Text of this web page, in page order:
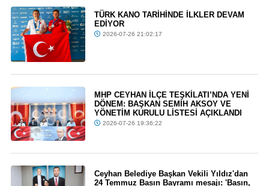
TÜRK KANO TARİHİNDE İLKLER DEVAM
EDİYOR
2026-07-26 21:02:17
MHP CEYHAN İLÇE TEŞKİLATI’NDA YENİ
DÖNEM: BAŞKAN SEMİH AKSOY VE
YÖNETİM KURULU LİSTESİ AÇIKLANDI
2026-07-26 19:36:22
Ceyhan Belediye Başkan Vekili Yıldız'dan
24 Temmuz Basın Bayramı mesajı: 'Basın,